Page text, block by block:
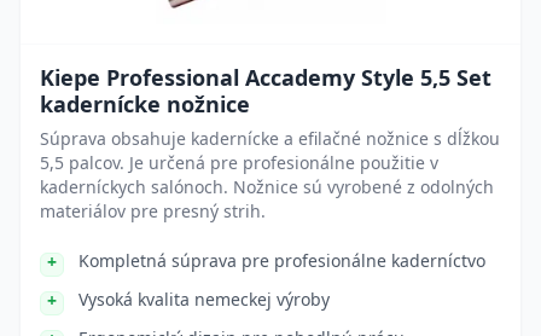
Kiepe Professional Accademy Style 5,5 Set
kadernícke nožnice
Súprava obsahuje kadernícke a efilačné nožnice s dĺžkou
5,5 palcov. Je určená pre profesionálne použitie v
kaderníckych salónoch. Nožnice sú vyrobené z odolných
materiálov pre presný strih.
Kompletná súprava pre profesionálne kaderníctvo
Vysoká kvalita nemeckej výroby